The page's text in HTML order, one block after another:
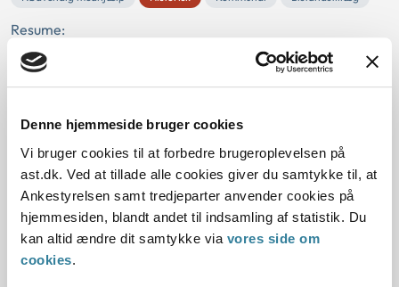
Denne hjemmeside bruger cookies
Vi bruger cookies til at forbedre brugeroplevelsen på
ast.dk. Ved at tillade alle cookies giver du samtykke til, at
Ankestyrelsen samt tredjeparter anvender cookies på
hjemmesiden, blandt andet til indsamling af statistik. Du
kan altid ændre dit samtykke via vores side om
cookies.
Resume:
Bistandstillæg kunne indgå ikke i beregningen af betalingen
for den nødvendige medhjælp i et bofællesskab, der havde
Ankestyrelsens principafgørelse B-
2-91
01-01-1991
Børnetilskudsloven Børnetilskud
Enlig forsørger
Fælles husførelse